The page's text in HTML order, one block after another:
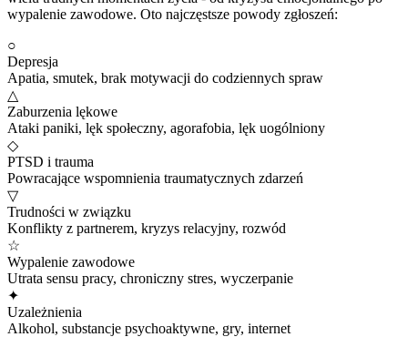
wypalenie zawodowe. Oto najczęstsze powody zgłoszeń:
○
Depresja
Apatia, smutek, brak motywacji do codziennych spraw
△
Zaburzenia lękowe
Ataki paniki, lęk społeczny, agorafobia, lęk uogólniony
◇
PTSD i trauma
Powracające wspomnienia traumatycznych zdarzeń
▽
Trudności w związku
Konflikty z partnerem, kryzys relacyjny, rozwód
☆
Wypalenie zawodowe
Utrata sensu pracy, chroniczny stres, wyczerpanie
✦
Uzależnienia
Alkohol, substancje psychoaktywne, gry, internet